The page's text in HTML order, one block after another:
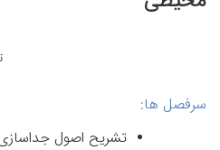
سرفصل ها:
تشریح اصول جداسازی